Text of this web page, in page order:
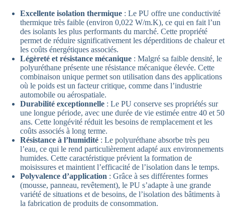
Excellente isolation thermique : Le PU offre une conductivité
thermique très faible (environ 0,022 W/m.K), ce qui en fait l’un
des isolants les plus performants du marché. Cette propriété
permet de réduire significativement les déperditions de chaleur et
les coûts énergétiques associés.
Légèreté et résistance mécanique : Malgré sa faible densité, le
polyuréthane présente une résistance mécanique élevée. Cette
combinaison unique permet son utilisation dans des applications
où le poids est un facteur critique, comme dans l’industrie
automobile ou aérospatiale.
Durabilité exceptionnelle : Le PU conserve ses propriétés sur
une longue période, avec une durée de vie estimée entre 40 et 50
ans. Cette longévité réduit les besoins de remplacement et les
coûts associés à long terme.
Résistance à l’humidité : Le polyuréthane absorbe très peu
l’eau, ce qui le rend particulièrement adapté aux environnements
humides. Cette caractéristique prévient la formation de
moisissures et maintient l’efficacité de l’isolation dans le temps.
Polyvalence d’application : Grâce à ses différentes formes
(mousse, panneau, revêtement), le PU s’adapte à une grande
variété de situations et de besoins, de l’isolation des bâtiments à
la fabrication de produits de consommation.